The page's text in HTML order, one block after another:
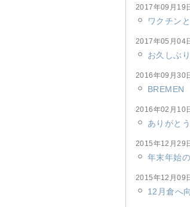
2017年09月19
ワクチン
2017年05月04
お久しぶ
2016年09月30
BREMEN
2016年02月10
ありがと
2015年12月29
年末年始
2015年12月09
12月倉へ